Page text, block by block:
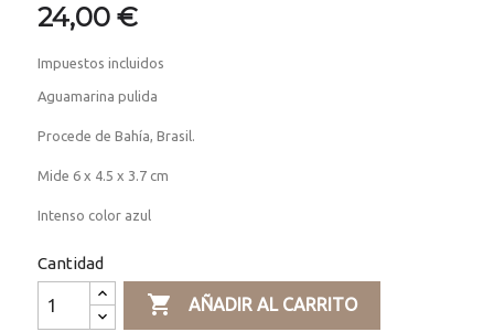
24,00 €
Impuestos incluidos
Aguamarina pulida
Procede de Bahía, Brasil.
Mide 6 x 4.5 x 3.7 cm
Intenso color azul
Cantidad
 AÑADIR AL CARRITO